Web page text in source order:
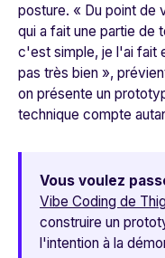
posture. « Du point de
qui a fait une partie de
c'est simple, je l'ai fait
pas très bien »,
on présente un
technique compte
Vous voulez
Vibe Coding de
construire un
l'intention à la